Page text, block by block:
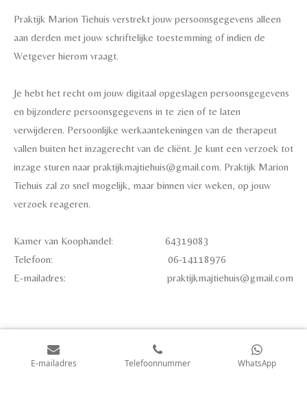
Praktijk Marion Tiehuis verstrekt jouw persoonsgegevens alleen
aan derden met jouw schriftelijke toestemming of indien de
Wetgever hierom vraagt.
Je hebt het recht om jouw digitaal opgeslagen persoonsgegevens
en bijzondere persoonsgegevens in te zien of te laten
verwijderen. Persoonlijke werkaantekeningen van de therapeut
vallen buiten het inzagerecht van de cliënt. Je kunt een verzoek tot
inzage sturen naar praktijkmajtiehuis@gmail.com. Praktijk Marion
Tiehuis zal zo snel mogelijk, maar binnen vier weken, op jouw
verzoek reageren.
Kamer van Koophandel: 64319083
Telefoon: 06-14118976
E-mailadres: praktijkmajtiehuis@gmail.com
E-mailadres Telefoonnummer WhatsApp